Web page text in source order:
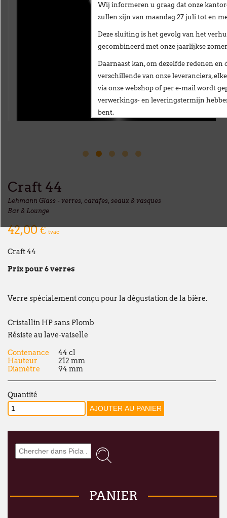
Craft 44
Lehmann Glass - verres, carafes, seaux & vasques
Bar & Lounge
42,00 €tvac
Craft 44
Prix pour 6 verres
Verre spécialement conçu pour la dégustation de la bière.
Cristallin HP sans Plomb
Résiste au lave-vaiselle
Contenance
44 cl
Hauteur
212 mm
Diamètre
94 mm
Quantité
PANIER
Wij informeren u graag dat onze
zullen zijn vanmaandag 27 juli tot en
Deze sluiting is het gevolg van het
gecombineerd met onzejaarlijkse
Daarnaast kan, om dezelfde redenen
verschillende van onze leveranciers,
via onze webshop of per e-mailwordt
verwerkings- en leveringstermijn
bent.
Vanaf maandag 24 augustus
1601 Sint-Pieters-Leeuw
fermés
du lundi 27 juillet au vendredi
qu'à l'habitude.
Nous mettons tout en œuvre pour
À partir du
dans nos nouveaux locaux à l'adresse
1620 Drogenbos